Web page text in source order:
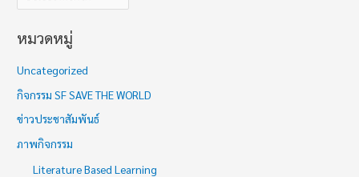
หมวดหมู่
Uncategorized
กิจกรรม SF SAVE THE WORLD
ข่าวประชาสัมพันธ์
ภาพกิจกรรม
Literature Based Learning